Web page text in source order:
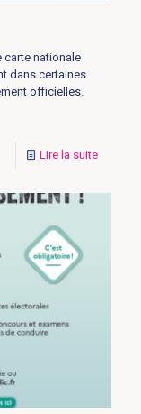
carte nationale
dans certaines
officielles.
Lire la suite